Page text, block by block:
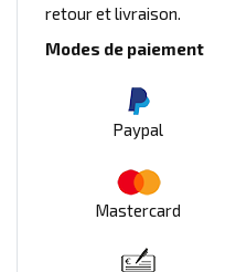
retour et livraison.
Modes de paiement
Paypal
Mastercard